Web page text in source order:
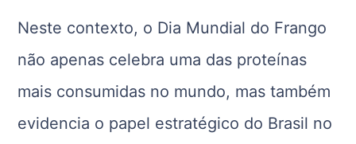
Neste contexto, o Dia Mundial do Frango
não apenas celebra uma das proteínas
mais consumidas no mundo, mas também
evidencia o papel estratégico do Brasil no